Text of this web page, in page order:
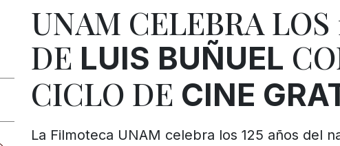
UNAM CELEBRA LOS
DE LUIS BUÑUEL
CICLO DE CINE
La Filmoteca UNAM celebra los 125 años del